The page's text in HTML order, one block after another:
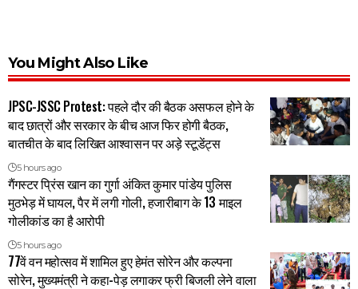
You Might Also Like
JPSC-JSSC Protest: पहले दौर की बैठक असफल होने के
बाद छात्रों और सरकार के बीच आज फिर होगी बैठक,
बातचीत के बाद लिखित आश्वासन पर अड़े स्टूडेंट्स
5 hours ago
गैंगस्टर प्रिंस खान का गुर्गा अंकित कुमार पांडेय पुलिस
मुठभेड़ में घायल, पैर में लगी गोली, हजारीबाग के 13 माइल
गोलीकांड का है आरोपी
5 hours ago
77वें वन महोत्सव में शामिल हुए हेमंत सोरेन और कल्पना
सोरेन, मुख्यमंत्री ने कहा-पेड़ लगाकर फ्री बिजली लेने वाला